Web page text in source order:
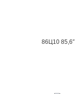
86Ц10 85,6″